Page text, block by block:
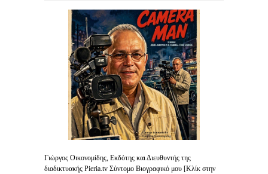
Γιώργος Οικονομίδης, Εκδότης και Διευθυντής της
διαδικτυακής Pieria.tv Σύντομο Βιογραφικό μου [Κλίκ στην